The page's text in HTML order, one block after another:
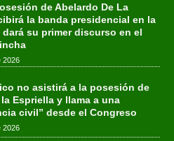
de Abelardo De La
la banda presidencial en la
dará su primer discurso en el
2026
no asistirá a la posesión de
Espriella y llama a una
civil” desde el Congreso
2026